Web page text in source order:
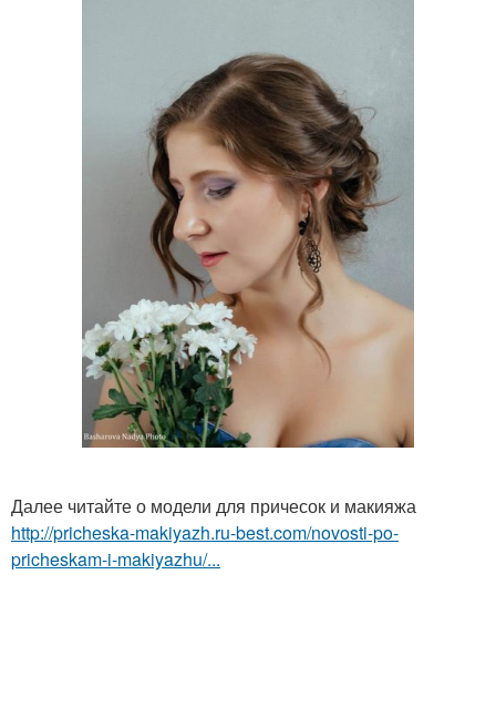
Далее читайте о модели для причесок и макияжа
http://pricheska-makiyazh.ru-best.com/novosti-po-
pricheskam-i-makiyazhu/...